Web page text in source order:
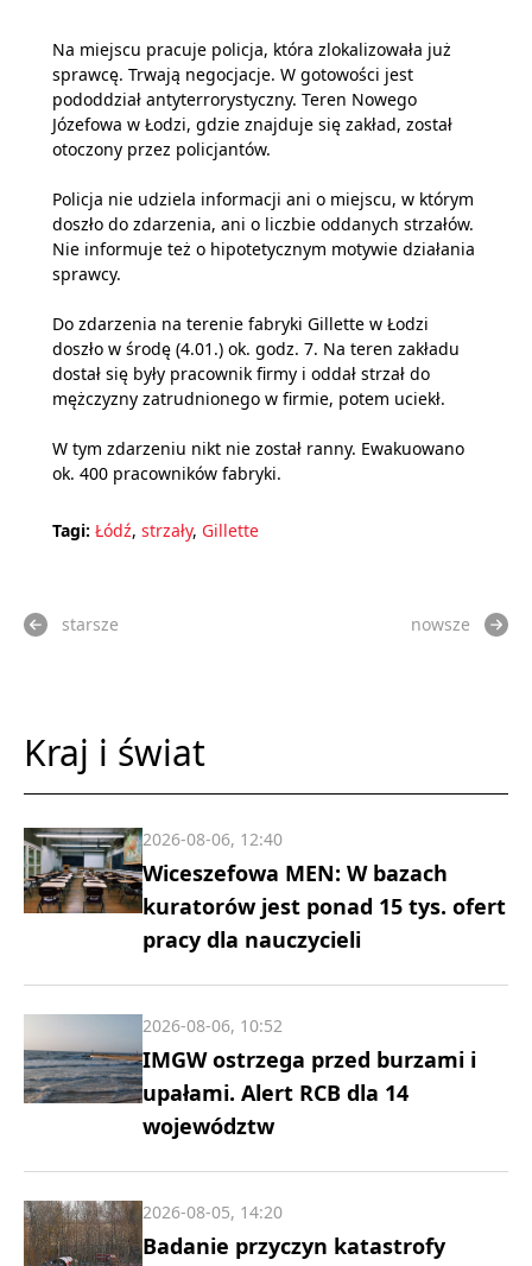
Na miejscu pracuje policja, która zlokalizowała już
sprawcę. Trwają negocjacje. W gotowości jest
pododdział antyterrorystyczny. Teren Nowego
Józefowa w Łodzi, gdzie znajduje się zakład, został
otoczony przez policjantów.
Policja nie udziela informacji ani o miejscu, w którym
doszło do zdarzenia, ani o liczbie oddanych strzałów.
Nie informuje też o hipotetycznym motywie działania
sprawcy.
Do zdarzenia na terenie fabryki Gillette w Łodzi
doszło w środę (4.01.) ok. godz. 7. Na teren zakładu
dostał się były pracownik firmy i oddał strzał do
mężczyzny zatrudnionego w firmie, potem uciekł.
W tym zdarzeniu nikt nie został ranny. Ewakuowano
ok. 400 pracowników fabryki.
Tagi: Łódź, strzały, Gillette
starsze nowsze
Kraj i świat
Wiceszefowa MEN: W bazach
kuratorów jest ponad 15 tys. ofert
pracy dla nauczycieli
2026-08-06, 12:40
IMGW ostrzega przed burzami i
upałami. Alert RCB dla 14
województw
2026-08-06, 10:52
Badanie przyczyn katastrofy
2026-08-05, 14:20